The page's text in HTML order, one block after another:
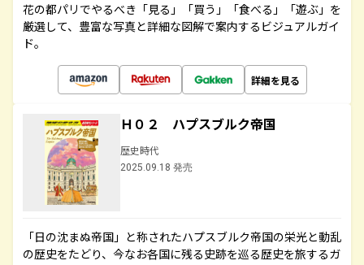
花の都パリでやるべき「見る」「買う」「食べる」「遊ぶ」を
厳選して、豊富な写真と詳細な図解で案内するビジュアルガイ
ド。
詳細を見る
Ｈ０２ ハプスブルク帝国
歴史時代
2025.09.18 発売
「日の沈まぬ帝国」と称されたハプスブルク帝国の栄光と動乱
の歴史をたどり、今なお各国に残る史跡を巡る歴史を旅するガ